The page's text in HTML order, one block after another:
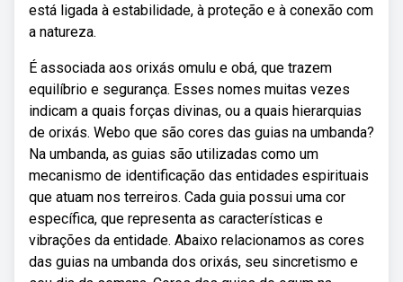
está ligada à estabilidade, à proteção e à conexão com
a natureza.
É associada aos orixás omulu e obá, que trazem
equilíbrio e segurança. Esses nomes muitas vezes
indicam a quais forças divinas, ou a quais hierarquias
de orixás. Webo que são cores das guias na umbanda?
Na umbanda, as guias são utilizadas como um
mecanismo de identificação das entidades espirituais
que atuam nos terreiros. Cada guia possui uma cor
específica, que representa as características e
vibrações da entidade. Abaixo relacionamos as cores
das guias na umbanda dos orixás, seu sincretismo e